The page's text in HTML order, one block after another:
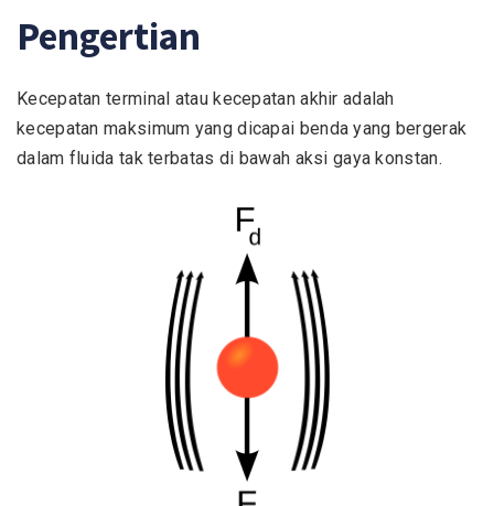
Pengertian
Kecepatan terminal atau kecepatan akhir adalah
kecepatan maksimum yang dicapai benda yang bergerak
dalam fluida tak terbatas di bawah aksi gaya konstan.